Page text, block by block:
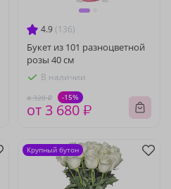
4.9 (136)
Букет из 101 разноцветной
розы 40 см
В наличии
4 320 ₽ -15%
от 3 680 ₽
Крупный бутон